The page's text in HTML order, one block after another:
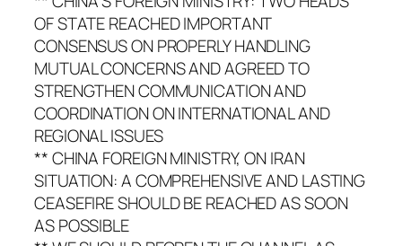
OF STATE REACHED IMPORTANT
CONSENSUS ON PROPERLY HANDLING
MUTUAL CONCERNS AND AGREED TO
STRENGTHEN COMMUNICATION AND
COORDINATION ON INTERNATIONAL AND
REGIONAL ISSUES
** CHINA FOREIGN MINISTRY, ON IRAN
SITUATION: A COMPREHENSIVE AND LASTING
CEASEFIRE SHOULD BE REACHED AS SOON
AS POSSIBLE